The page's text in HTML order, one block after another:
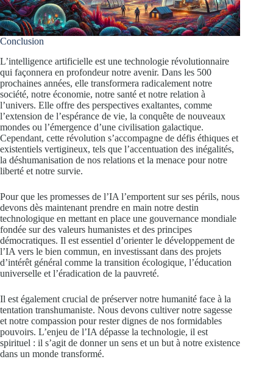
Conclusion
L’intelligence artificielle est une technologie révolutionnaire
qui façonnera en profondeur notre avenir. Dans les 500
prochaines années, elle transformera radicalement notre
société, notre économie, notre santé et notre relation à
l’univers. Elle offre des perspectives exaltantes, comme
l’extension de l’espérance de vie, la conquête de nouveaux
mondes ou l’émergence d’une civilisation galactique.
Cependant, cette révolution s’accompagne de défis éthiques et
existentiels vertigineux, tels que l’accentuation des inégalités,
la déshumanisation de nos relations et la menace pour notre
liberté et notre survie.
Pour que les promesses de l’IA l’emportent sur ses périls, nous
devons dès maintenant prendre en main notre destin
technologique en mettant en place une gouvernance mondiale
fondée sur des valeurs humanistes et des principes
démocratiques. Il est essentiel d’orienter le développement de
l’IA vers le bien commun, en investissant dans des projets
d’intérêt général comme la transition écologique, l’éducation
universelle et l’éradication de la pauvreté.
Il est également crucial de préserver notre humanité face à la
tentation transhumaniste. Nous devons cultiver notre sagesse
et notre compassion pour rester dignes de nos formidables
pouvoirs. L’enjeu de l’IA dépasse la technologie, il est
spirituel : il s’agit de donner un sens et un but à notre existence
dans un monde transformé.